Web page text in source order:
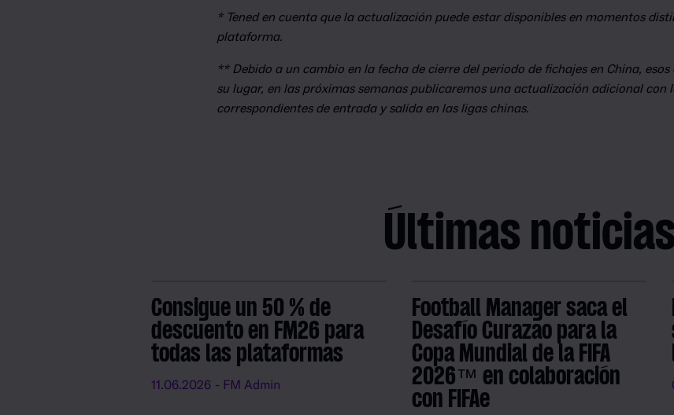
* Tened en cuenta que la actualización puede estar disponibles en momentos
plataforma.
** Debido a un cambio en la fecha de cierre del periodo de fichajes en China,
su lugar, en las próximas semanas publicaremos una actualización adicional con
correspondientes de entrada y salida en las ligas chinas.
Últimas noticias
Consigue un 50 % de
descuento en FM26 para
todas las plataformas
11.06.2026 - FM Admin
Football Manager saca el
Desafío Curazao para la
Copa Mundial de la FIFA
2026™ en colaboración
con FIFAe